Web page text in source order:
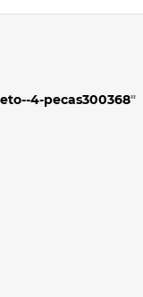
4-pecas300368"